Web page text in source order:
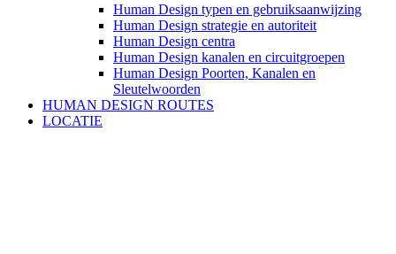
Human Design typen en gebruiksaanwijzing
Human Design strategie en autoriteit
Human Design centra
Human Design kanalen en circuitgroepen
Human Design Poorten, Kanalen en
Sleutelwoorden
HUMAN DESIGN ROUTES
LOCATIE